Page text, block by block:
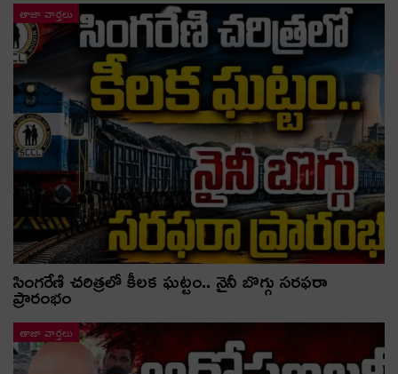
తాజా వార్తలు
సింగరేణి చరిత్రలో కీలక ఘట్టం.. నైనీ బొగ్గు సరఫరా
ప్రారంభం
తాజా వార్తలు